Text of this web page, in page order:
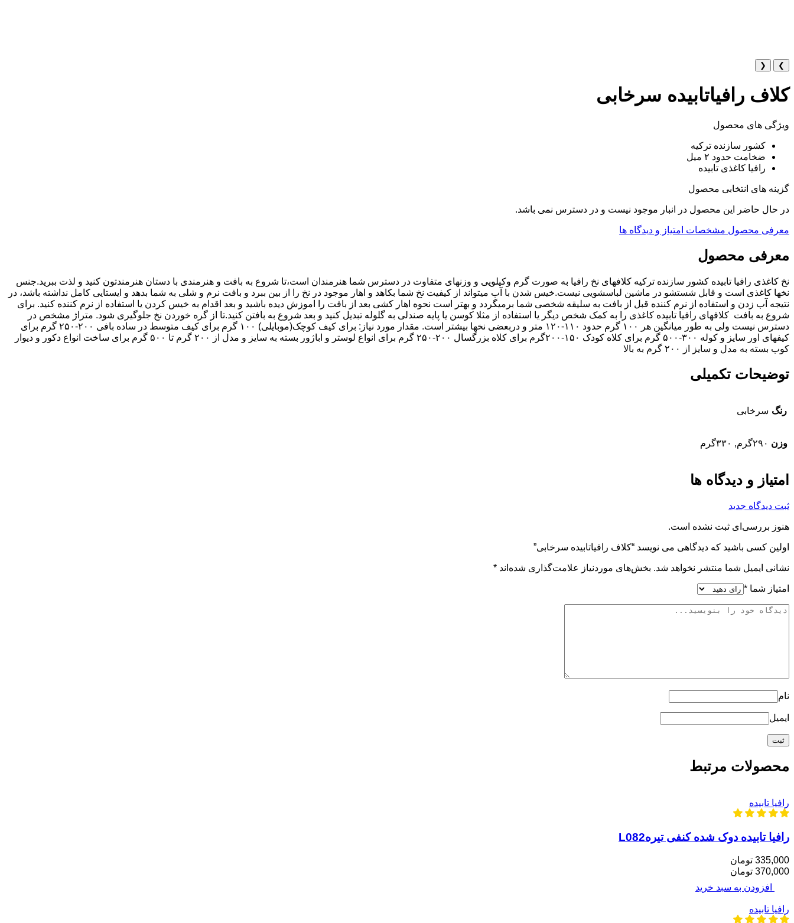
❯
❮
کلاف رافیاتابیده سرخابی
ویژگی های محصول
کشور سازنده ترکیه
ضخامت حدود ۲ میل
رافیا کاغذی تابیده
گزینه های انتخابی محصول
در حال حاضر این محصول در انبار موجود نیست و در دسترس نمی باشد.
معرفی محصول مشخصات امتیاز و دیدگاه ها
معرفی محصول
نخ کاغذی رافیا تابیده کشور سازنده ترکیه کلافهای نخ رافیا به صورت گرم وکیلویی و وزنهای متفاوت در دسترس شما هنرمندان است،تا شروع به بافت و هنرمندی با دستان هنرمندتون کنید و لذت ببرید.جنس
نخها کاغذی است و قابل شستشو در ماشین لباسشویی نیست.خیس شدن با آب میتواند از کیفیت نخ شما بکاهد و اهار موجود در نخ را از بین ببرد و بافت نرم و شلی به شما بدهد و ایستایی کامل نداشته باشد، در
نتیجه آب زدن و استفاده از نرم کننده قبل از بافت به سلیقه شخصی شما برمیگردد و بهتر است نحوه اهار کشی بعد از بافت را اموزش دیده باشید و بعد اقدام به خیس کردن یا استفاده از نرم کننده کنید. برای
شروع به بافت کلافهای رافیا تابیده کاغذی را به کمک شخص دیگر یا استفاده از مثلا کوسن یا پایه صندلی به گلوله تبدیل کنید و بعد شروع به بافتن کنید.تا از گره خوردن نخ جلوگیری شود. متراژ مشخص در
دسترس نیست ولی به طور میانگین هر ۱۰۰ گرم حدود ۱۱۰-۱۲۰ متر و دربعضی نخها بیشتر است. مقدار مورد نیاز: برای کیف کوچک(موبایلی) ۱۰۰ گرم برای کیف متوسط در ساده بافی ۲۰۰-۲۵۰ گرم برای
کیفهای اور سایز و کوله ۳۰۰-۵۰۰ گرم برای کلاه کودک ۱۵۰-۲۰۰گرم برای کلاه بزرگسال ۲۰۰-۲۵۰ گرم برای انواع لوستر و اباژور بسته به سایز و مدل از ۲۰۰ گرم تا ۵۰۰ گرم برای ساخت انواع دکور و دیوار
کوب بسته به مدل و سایز از ۲۰۰ گرم به بالا
توضیحات تکمیلی
رنگ سرخابی
وزن ۲۹۰گرم, ۳۳۰گرم
امتیاز و دیدگاه ها
ثبت دیدگاه جدید
هنوز بررسی‌ای ثبت نشده است.
اولین کسی باشید که دیدگاهی می نویسد “کلاف رافیاتابیده سرخابی”
نشانی ایمیل شما منتشر نخواهد شد. بخش‌های موردنیاز علامت‌گذاری شده‌اند *
امتیاز شما *
نام
ایمیل
محصولات مرتبط
رافیا تابیده
رافیا تابیده دوک شده کنفی تیرهL082
335,000 تومان
370,000 تومان
افزودن به سبد خرید
رافیا تابیده